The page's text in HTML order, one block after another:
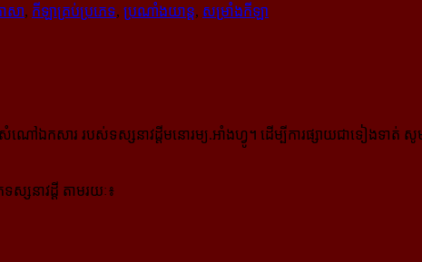
សា, កីឡាគ្រប់ប្រភេទ, ប្រណាំងយាន្ដ, សម្រាំងកីឡា
ៅឯកសារ របស់ទស្សនាវដ្ដីមនោរម្យ.អាំងហ្វូ។ ដើម្បីការផ្សាយជាទៀងទាត់
សនាវដ្ដី តាមរយៈ៖